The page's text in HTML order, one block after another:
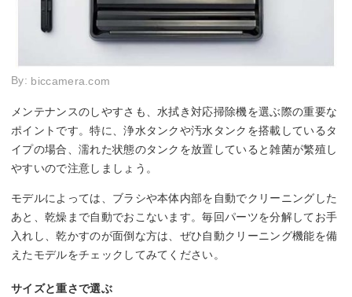
By: biccamera.com
メンテナンスのしやすさも、水拭き対応掃除機を選ぶ際の重要な
ポイントです。特に、浄水タンクや汚水タンクを搭載しているタ
イプの場合、濡れた状態のタンクを放置していると雑菌が繁殖し
やすいので注意しましょう。
モデルによっては、ブラシや本体内部を自動でクリーニングした
あと、乾燥まで自動でおこないます。毎回パーツを分解してお手
入れし、乾かすのが面倒な方は、ぜひ自動クリーニング機能を備
えたモデルをチェックしてみてください。
サイズと重さで選ぶ